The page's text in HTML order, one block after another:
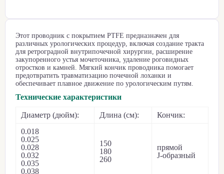
Этот проводник с покрытием PTFE предназначен для
различных урологических процедур, включая создание тракта
для ретроградной внутрипочечной хирургии, расширение
закупоренного устья мочеточника, удаление роговидных
отростков и камней. Мягкий кончик проводника помогает
предотвратить травматизацию почечной лоханки и
обеспечивает плавное движение по урологическим путям.
Технические характеристики
Диаметр (дюйм): Длина (см):
Кончик:
0.018
0.025
0.028
0.032
0.035
0.038
150
180
260
прямой
J-образный